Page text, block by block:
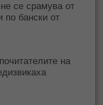
се срамува от
по бански от
на